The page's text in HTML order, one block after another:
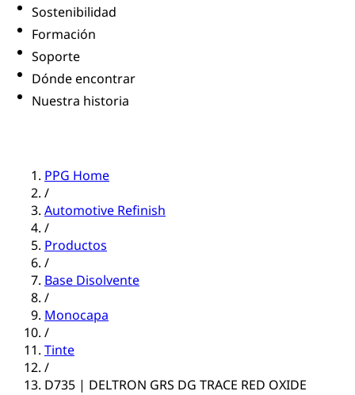
Sostenibilidad
Formación
Soporte
Dónde encontrar
Nuestra historia
PPG Home
/
Automotive Refinish
/
Productos
/
Base Disolvente
/
Monocapa
/
Tinte
/
D735 | DELTRON GRS DG TRACE RED OXIDE